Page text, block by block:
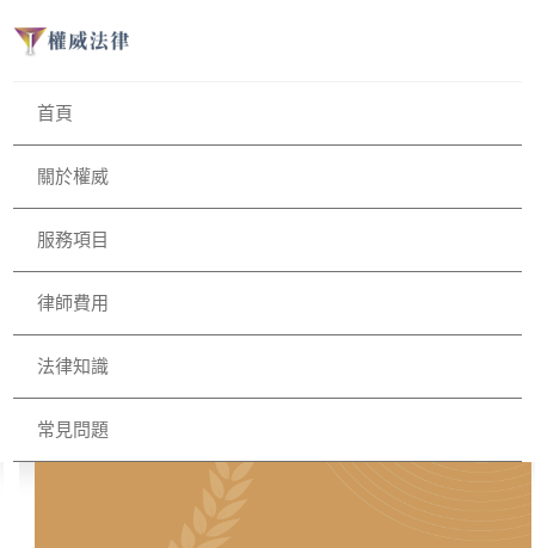
首頁
關於權威
服務項目
律師費用
法律知識
常見問題